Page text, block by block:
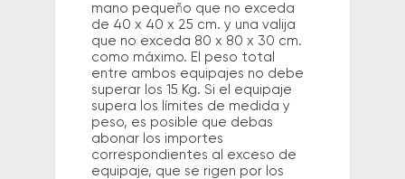
mano pequeño que no exceda
de 40 x 40 x 25 cm. y una valija
que no exceda 80 x 80 x 30 cm.
como máximo. El peso total
entre ambos equipajes no debe
superar los 15 Kg. Si el equipaje
supera los límites de medida y
peso, es posible que debas
abonar los importes
correspondientes al exceso de
equipaje, que se rigen por los